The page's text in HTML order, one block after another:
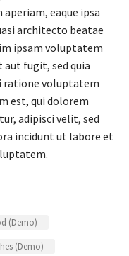
eaque ipsa
architecto beatae
ipsam voluptatem
fugit, sed quia
ratione voluptatem
est, qui dolorem
adipisci velit, sed
incidunt ut labore et
(Demo)
(Demo)